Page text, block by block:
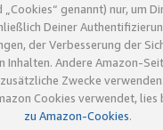
genannt) nur, um
Deiner
der Verbesserung der
Inhalten. Andere Amazon-
Zwecke
Cookies verwendet, lies
zu Amazon-Cookies.